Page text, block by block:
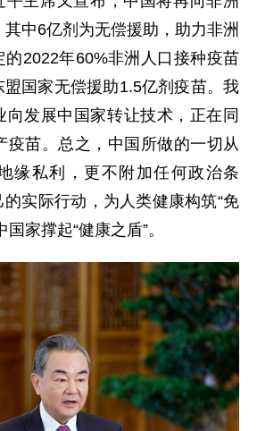
中6亿剂为无偿援助，助力非洲
的2022年60%非洲人口接种疫苗
国家无偿援助1.5亿剂疫苗。我
向发展中国家转让技术，正在同
疫苗。总之，中国所做的一切从
缘私利，更不附加任何政治条
实际行动，为人类健康构筑“免
家撑起“健康之盾”。